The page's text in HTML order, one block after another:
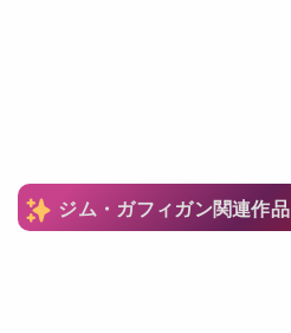
ジム・ガフィガン関連作品